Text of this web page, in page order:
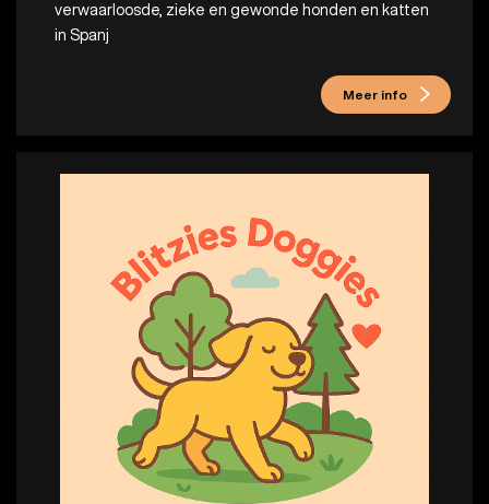
verwaarloosde, zieke en gewonde honden en katten
in Spanj
Meer info